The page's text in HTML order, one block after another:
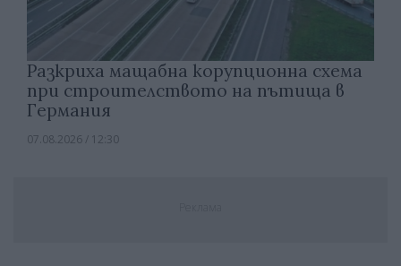
Разкриха мащабна корупционна схема
при строителството на пътища в
Германия
07.08.2026 / 12:30